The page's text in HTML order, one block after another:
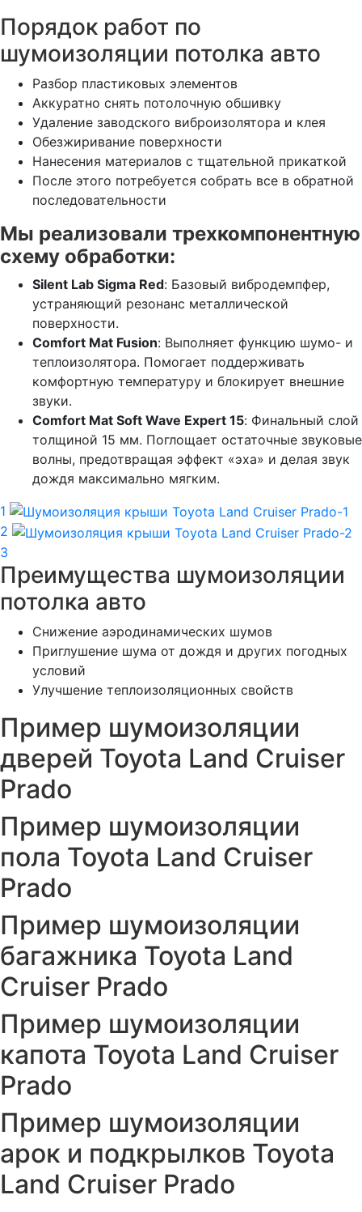
Порядок работ по
шумоизоляции потолка авто
Разбор пластиковых элементов
Аккуратно снять потолочную обшивку
Удаление заводского виброизолятора и клея
Обезжиривание поверхности
Нанесения материалов с тщательной прикаткой
После этого потребуется собрать все в обратной
последовательности
Мы реализовали трехкомпонентную
схему обработки:
Silent Lab Sigma Red: Базовый вибродемпфер,
устраняющий резонанс металлической
поверхности.
Comfort Mat Fusion: Выполняет функцию шумо- и
теплоизолятора. Помогает поддерживать
комфортную температуру и блокирует внешние
звуки.
Comfort Mat Soft Wave Expert 15: Финальный слой
толщиной 15 мм. Поглощает остаточные звуковые
волны, предотвращая эффект «эха» и делая звук
дождя максимально мягким.
1
2
3
Преимущества шумоизоляции
потолка авто
Снижение аэродинамических шумов
Приглушение шума от дождя и других погодных
условий
Улучшение теплоизоляционных свойств
Пример шумоизоляции
дверей Toyota Land Cruiser
Prado
Пример шумоизоляции
пола Toyota Land Cruiser
Prado
Пример шумоизоляции
багажника Toyota Land
Cruiser Prado
Пример шумоизоляции
капота Toyota Land Cruiser
Prado
Пример шумоизоляции
арок и подкрылков Toyota
Land Cruiser Prado